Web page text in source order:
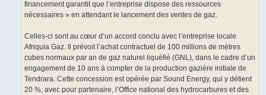
financement garantit que l’entreprise dispose des ressources
nécessaires » en attendant le lancement des ventes de gaz.
Celles-ci sont au cœur d’un accord conclu avec l’entreprise locale
Afriquia Gaz. Il prévoit l’achat contractuel de 100 millions de mètres
cubes normaux par an de gaz naturel liquéfié (GNL), dans le cadre d’un
engagement de 10 ans à compter de la production gazière initiale de
Tendrara. Cette concession est opérée par Sound Energy, qui y détient
20 %, avec pour partenaire, l’Office national des hydrocarbures et des